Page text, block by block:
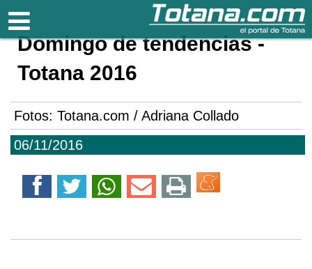
Totana.com
06/11/2016
Domingo de tendencias -
Totana 2016
Fotos: Totana.com / Adriana Collado